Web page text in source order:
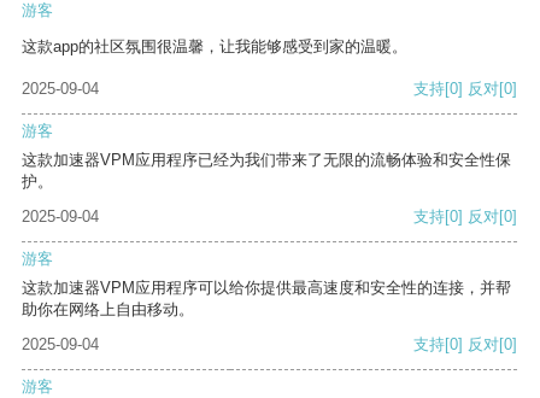
游客
这款app的社区氛围很温馨，让我能够感受到家的温暖。
2025-09-04 支持[0] 反对[0]
游客
这款加速器VPM应用程序已经为我们带来了无限的流畅体验和安全性保
护。
2025-09-04
支持[0] 反对[0]
游客
这款加速器VPM应用程序可以给你提供最高速度和安全性的连接，并帮
助你在网络上自由移动。
2025-09-04
支持[0] 反对[0]
游客